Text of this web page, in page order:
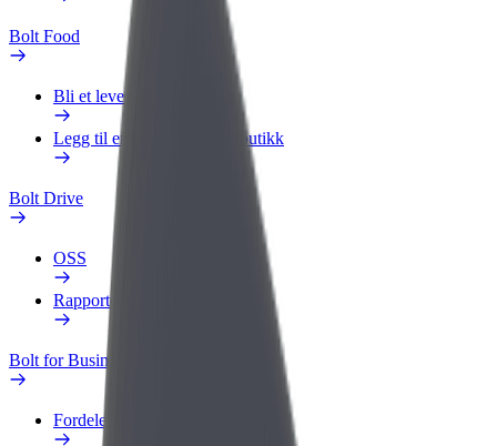
Bolt Food
Bli et leveringsbud
Legg til en restaurant eller butikk
Bolt Drive
OSS
Rapporter et kjøretøy
Bolt for Business
Fordeler